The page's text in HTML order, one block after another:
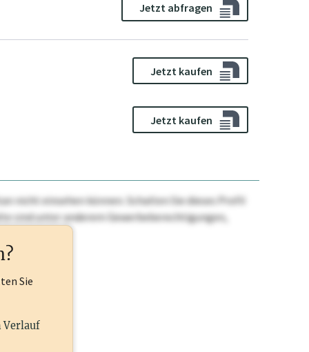
Jetzt abfragen
Jetzt kaufen
Jetzt kaufen
nicht einsehen können. Schalten Sie dieses Profil
sind unter anderem Gewerbeberechtigungen,
Sie
Verlauf